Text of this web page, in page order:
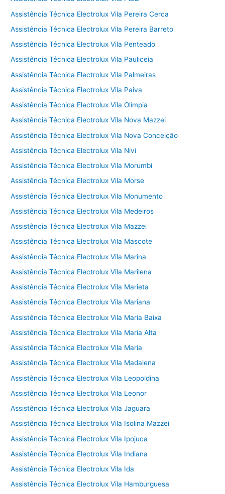
Assistência Técnica Electrolux Vila Pereira Cerca
Assistência Técnica Electrolux Vila Pereira Barreto
Assistência Técnica Electrolux Vila Penteado
Assistência Técnica Electrolux Vila Pauliceia
Assistência Técnica Electrolux Vila Palmeiras
Assistência Técnica Electrolux Vila Paiva
Assistência Técnica Electrolux Vila Olímpia
Assistência Técnica Electrolux Vila Nova Mazzei
Assistência Técnica Electrolux Vila Nova Conceição
Assistência Técnica Electrolux Vila Nivi
Assistência Técnica Electrolux Vila Morumbi
Assistência Técnica Electrolux Vila Morse
Assistência Técnica Electrolux Vila Monumento
Assistência Técnica Electrolux Vila Medeiros
Assistência Técnica Electrolux Vila Mazzei
Assistência Técnica Electrolux Vila Mascote
Assistência Técnica Electrolux Vila Marina
Assistência Técnica Electrolux Vila Marilena
Assistência Técnica Electrolux Vila Marieta
Assistência Técnica Electrolux Vila Mariana
Assistência Técnica Electrolux Vila Maria Baixa
Assistência Técnica Electrolux Vila Maria Alta
Assistência Técnica Electrolux Vila Maria
Assistência Técnica Electrolux Vila Madalena
Assistência Técnica Electrolux Vila Leopoldina
Assistência Técnica Electrolux Vila Leonor
Assistência Técnica Electrolux Vila Jaguara
Assistência Técnica Electrolux Vila Isolina Mazzei
Assistência Técnica Electrolux Vila Ipojuca
Assistência Técnica Electrolux Vila Indiana
Assistência Técnica Electrolux Vila Ida
Assistência Técnica Electrolux Vila Hamburguesa